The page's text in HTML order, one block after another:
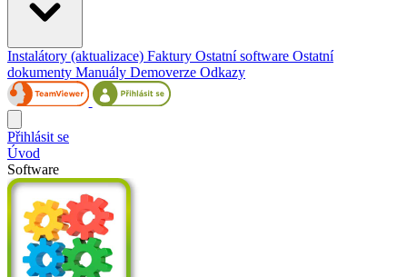
Instalátory (aktualizace) Faktury Ostatní software Ostatní
dokumenty Manuály Demoverze Odkazy
Přihlásit se
Úvod
Software